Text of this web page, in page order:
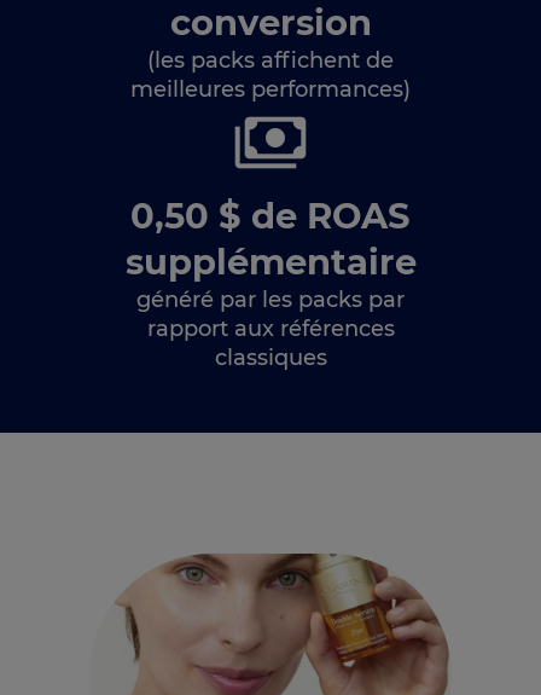
conversion
(les packs affichent de
meilleures performances)
0,50 $ de ROAS
supplémentaire
généré par les packs par
rapport aux références
classiques